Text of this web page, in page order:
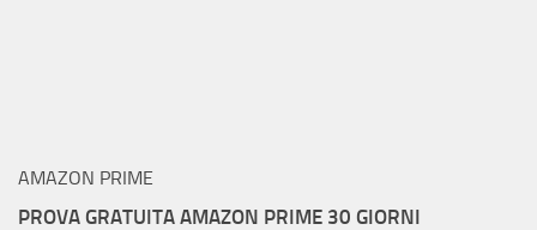
AMAZON PRIME
PROVA GRATUITA AMAZON PRIME 30 GIORNI